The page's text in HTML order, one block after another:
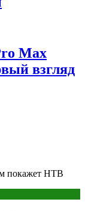
Max
взгляд
покажет НТВ